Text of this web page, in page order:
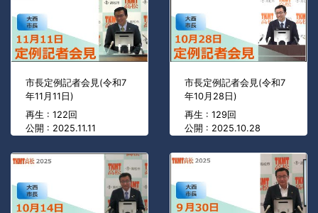
市長定例記者会見(令和7
年11月11日)
再生 : 122回
公開 : 2025.11.11
市長定例記者会見(令和7
年10月28日)
再生 : 129回
公開 : 2025.10.28